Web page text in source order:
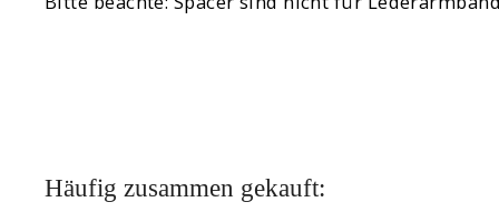
Häufig zusammen gekauft: